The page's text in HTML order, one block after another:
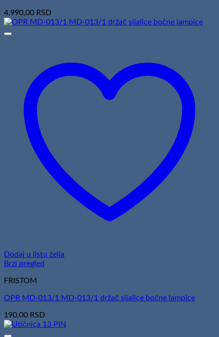
4.990,00 RSD
Dodaj u listu želja
Brzi pregled
FRISTOM
OPR MD-013/1 MD-013/1 držač sijalice bočne lampice
190,00 RSD